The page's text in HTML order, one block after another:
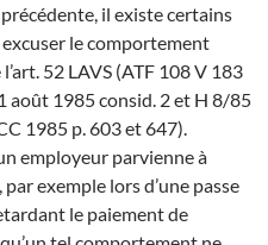
il existe certains
le comportement
52 LAVS (ATF 108 V 183
août 1985 consid. 2 et H 8/85
1985 p. 603 et 647).
employeur parvienne à
exemple lors d’une passe
le paiement de